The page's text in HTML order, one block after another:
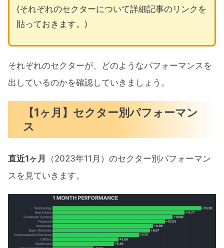
(それぞれのセクターについて詳細記事のリンクを
貼っておきます。)
それぞれのセクターが、どのようなパフォーマンスを
出しているのかを確認していきましょう。
【1ヶ月】セクター別パフォーマン
ス
直近1ヶ月
（2023年11月）のセクター別パフォーマン
スを見ていきます。